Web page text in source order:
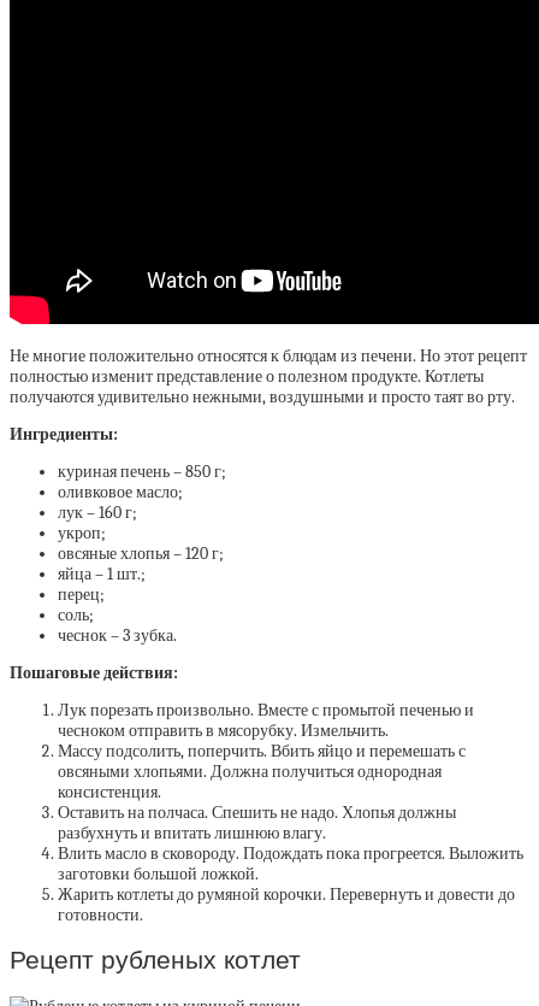
Не многие положительно относятся к блюдам из печени. Но этот рецепт
полностью изменит представление о полезном продукте. Котлеты
получаются удивительно нежными, воздушными и просто таят во рту.
Ингредиенты:
куриная печень – 850 г;
оливковое масло;
лук – 160 г;
укроп;
овсяные хлопья – 120 г;
яйца – 1 шт.;
перец;
соль;
чеснок – 3 зубка.
Пошаговые действия:
Лук порезать произвольно. Вместе с промытой печенью и
чесноком отправить в мясорубку. Измельчить.
Массу подсолить, поперчить. Вбить яйцо и перемешать с
овсяными хлопьями. Должна получиться однородная
консистенция.
Оставить на полчаса. Спешить не надо. Хлопья должны
разбухнуть и впитать лишнюю влагу.
Влить масло в сковороду. Подождать пока прогреется. Выложить
заготовки большой ложкой.
Жарить котлеты до румяной корочки. Перевернуть и довести до
готовности.
Рецепт рубленых котлет